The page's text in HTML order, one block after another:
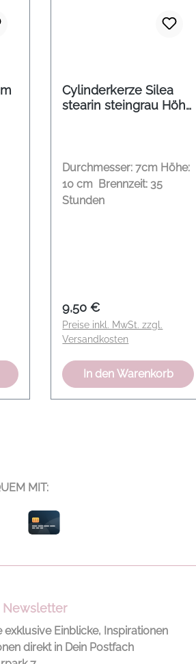
Cylinderkerze Silea
stearin steingrau Höhe
Durchmesser: 7cm Höhe:
10 cm Brennzeit: 35
Stunden
Regulärer Preis:
9,50 €
Preise inkl. MwSt. zzgl.
Versandkosten
In den Warenkorb
MIT:
Newsletter
exklusive Einblicke, Inspirationen
direkt in Dein Postfach